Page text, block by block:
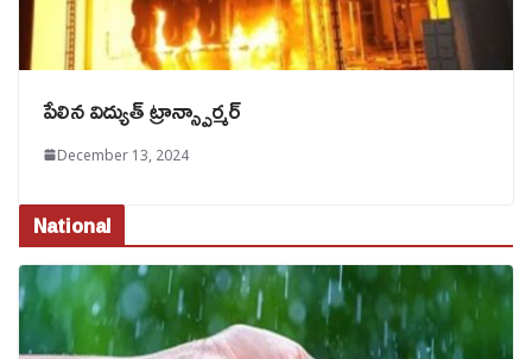
పేలిన విద్యుత్ ట్రాన్స్పార్మ‌ర్‌
December 13, 2024
National